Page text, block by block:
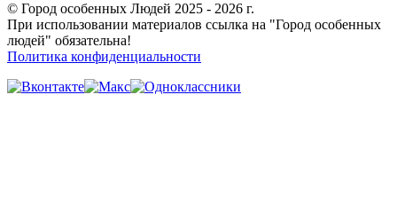
© Город особенных Людей 2025 - 2026 г.
При использовании материалов ссылка на "Город особенных
людей" обязательна!
Политика конфиденциальности